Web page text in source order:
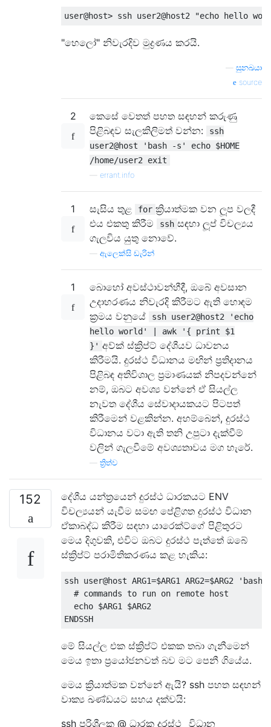
user@host> ssh user2@host2 "echo hello
"හෙලෝ" නිවැරදිව මුද්‍රණය කරයි.
සුනඛයා
source
2
කෙසේ වෙතත් පහත සඳහන් කරුණු
පිළිබඳව සැලකිලිමත් වන්න:
ssh
user2@host 'bash -s' echo $HOME
/home/user2 exit
errant.info
1 සැසිය තුළ for ක්‍රියාත්මක වන ලූප වලදී
එය එකතු කිරීම
ssh සඳහා ලූප් විචල්‍යය
ගැලවිය යුතු නොවේ.
ඇලෙක්සි ඩැරින්
1
බොහෝ අවස්ථාවන්හීදී, ඔබේ අවසාන
උදාහරණය නිවැරදි කිරීමට ඇති හොඳම
ක්‍රමය වනුයේ
ssh user2@host2 'echo
hello world' | awk '{ print $1
}' අව්ක් ස්ක්‍රිප්ට් දේශීයව ධාවනය
කිරීමයි. දුරස්ථ විධානය මඟින් ප්‍රතිදානය
පිළිබඳ අතිවිශාල ප්‍රමාණයක් නිපදවන්නේ
නම්, ඔබට අවශ්‍ය වන්නේ ඒ සියල්ල
නැවත දේශීය සේවාදායකයට පිටපත්
කිරීමෙන් වළකින්න. අහම්බෙන්, දුරස්ථ
විධානය වටා ඇති තනි උපුටා දැක්වීම්
වලින් ගැලවීමේ අවශ්‍යතාවය මග හැරේ.
ත්‍රිත්ව
152
දේශීය යන්ත්‍රයෙන් දුරස්ථ ධාරකයට ENV
විචල්‍යයන් යැවීම සමඟ පේළිගත දුරස්ථ විධාන
ඒකාබද්ධ කිරීම සඳහා යාරෙක්ට්ගේ පිළිතුරට
මෙය දිගුවකි, එවිට ඔබට දුරස්ථ පැත්තේ ඔබේ
ස්ක්‍රිප්ට් පරාමිතිකරණය කළ හැකිය:
ssh user@host ARG1=$ARG1 ARG2=$ARG2
'bash
# commands to run on remote host
  echo $ARG1 $ARG2
ENDSSH
මේ සියල්ල එක ස්ක්‍රිප්ට් එකක තබා ගැනීමෙන්
මෙය ඉතා ප්‍රයෝජනවත් බව මට පෙනී ගියේය.
මෙය ක්‍රියාත්මක වන්නේ ඇයි? ssh පහත සඳහන්
වාක්‍ය ඛණ්ඩයට සහය දක්වයි:
ssh පරිශීලක @ ධාරක දුරස්ථ_ විධාන